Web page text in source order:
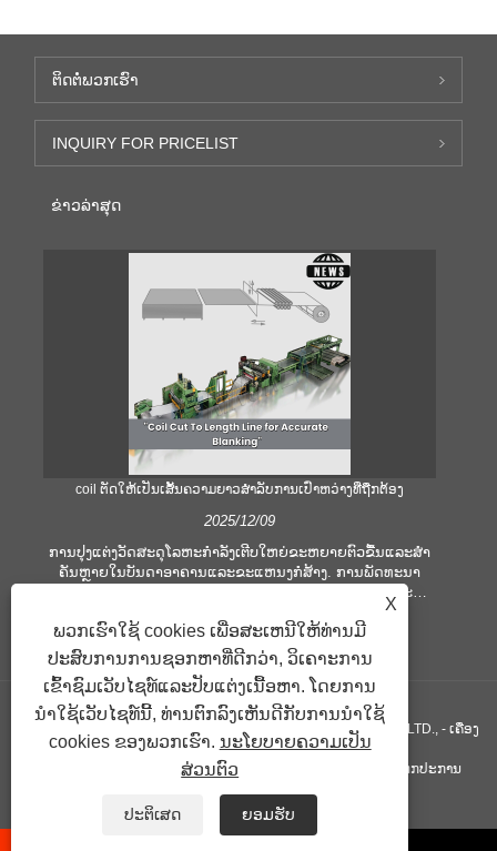
ຕິດ​ຕໍ່​ພວກ​ເຮົາ
INQUIRY FOR PRICELIST
ຂ່າວ​ລ່າ​ສຸດ
coil ຕັດໃຫ້ເປັນເສັ້ນຄວາມຍາວສໍາລັບການເປົ່າຫວ່າງທີ່ຖືກຕ້ອງ
2025/12/09
ການປຸງແຕ່ງວັດສະດຸໂລຫະກໍາລັງເຕີບໃຫຍ່ຂະຫຍາຍຕົວຂື້ນແລະສໍາ
ຄັນຫຼາຍໃນບັນດາອາຄານແລະຂະແຫນງກໍ່ສ້າງ. ການພັດທະນາ
ເຕັກໂນໂລຢີແລະການຫັນປ່ຽນຄວາມຄາດຫວັງຂອງລູກຄ້າກໍາມະກໍາ
ບໍລິສັດເພື່ອຕອບສະຫນອງເງື່ອນໄຂການຜະລິດທີ່ຍິ່ງໃຫຍ່ແລະຄວາມ
ຕ້ອງການດ້ານຄຸນນະພາບ. ເຕັກນິກການປຸງແຕ່ງມືແບບທໍາມະດາແມ່ນ
ບໍ່ພຽງພໍທີ່ຈະຕອບສະຫນອງຄວາມຕ້ອງການຂອງອຸດສາຫະກໍາທີ່ທັນ
ສະໄຫມ, ໂດຍສະເພາະໃນການສະແຫວງຫາຄວາມຖືກຕ້ອງແລະ
ປະສິດທິພາບສູງ. ເພາະສະນັ້ນ, coil ການຕັດໄປຫາເສັ້ນຄວາມຍາວ
ໄດ້ເກີດຂື້ນເປັນອຸປະກອນປະມວນຜົນ coil.
ສະຫງວນລິຂະສິດ © GUANGZHOU KINGREAL MACHINERY CO., LTD., - ເຄື່ອງ
ຕັດທໍ່, ຕັດທໍ່ເສັ້ນໃຫ້ຍາວ, ຕັດໂລຫະເປັນເສັ້ນຍາວ - ສະຫງວນລິຂະສິດທຸກປະການ
Sitemap XML
X
ພວກເຮົາໃຊ້ cookies ເພື່ອສະເຫນີໃຫ້ທ່ານມີ
ປະສົບການການຊອກຫາທີ່ດີກວ່າ, ວິເຄາະການ
ເຂົ້າຊົມເວັບໄຊທ໌ແລະປັບແຕ່ງເນື້ອຫາ. ໂດຍການ
ນໍາໃຊ້ເວັບໄຊທ໌ນີ້, ທ່ານຕົກລົງເຫັນດີກັບການນໍາໃຊ້
cookies ຂອງພວກເຮົາ. ນະໂຍບາຍຄວາມເປັນ
ສ່ວນຕົວ
ປະຕິເສດ ຍອມຮັບ